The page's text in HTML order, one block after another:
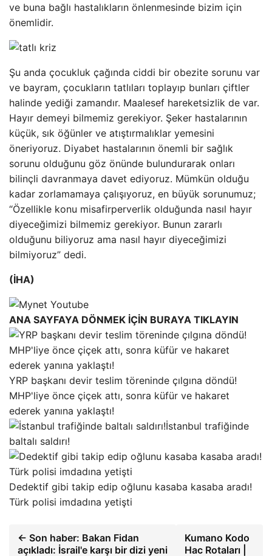
ve buna bağlı hastalıkların önlenmesinde bizim için
önemlidir.
Şu anda çocukluk çağında ciddi bir obezite sorunu var
ve bayram, çocukların tatlıları toplayıp bunları çiftler
halinde yediği zamandır. Maalesef hareketsizlik de var.
Hayır demeyi bilmemiz gerekiyor. Şeker hastalarının
küçük, sık öğünler ve atıştırmalıklar yemesini
öneriyoruz. Diyabet hastalarının önemli bir sağlık
sorunu olduğunu göz önünde bulundurarak onları
bilinçli davranmaya davet ediyoruz. Mümkün olduğu
kadar zorlamamaya çalışıyoruz, en büyük sorunumuz;
“Özellikle konu misafirperverlik olduğunda nasıl hayır
diyeceğimizi bilmemiz gerekiyor. Bunun zararlı
olduğunu biliyoruz ama nasıl hayır diyeceğimizi
bilmiyoruz” dedi.
(İHA)
ANA SAYFAYA DÖNMEK İÇİN BURAYA TIKLAYIN
YRP başkanı devir teslim töreninde çılgına döndü!
MHP'liye önce çiçek attı, sonra küfür ve hakaret
ederek yanına yaklaştı!
İstanbul trafiğinde
baltalı saldırı!
Dedektif gibi takip edip oğlunu kasaba kasaba aradı!
Türk polisi imdadına yetişti
← Son haber: Bakan Fidan
açıkladı: İsrail'e karşı bir dizi yeni
Kumano Kodo
Hac Rotaları |